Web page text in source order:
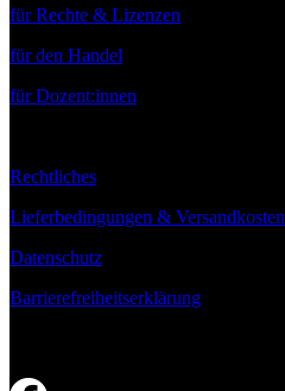
für Rechte & Lizenzen
für den Handel
für Dozent:innen
Rechtliches
Lieferbedingungen & Versandkosten
Datenschutz
Barrierefreiheitserklärung